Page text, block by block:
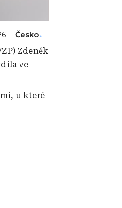
Česko
Zdeněk
ve
u které